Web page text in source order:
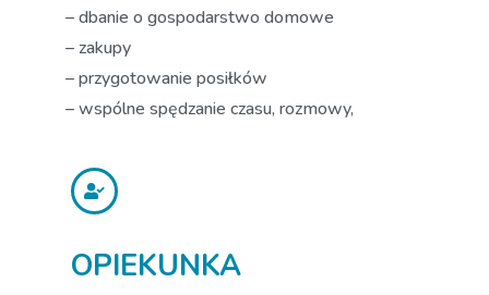
– dbanie o gospodarstwo domowe
– zakupy
– przygotowanie posiłków
– wspólne spędzanie czasu, rozmowy,
OPIEKUNKA